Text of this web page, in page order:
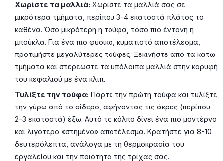
Χωρίστε τα μαλλιά: Χωρίστε τα μαλλιά σας σε
μικρότερα τμήματα, περίπου 3-4 εκατοστά πλάτος το
καθένα. Όσο μικρότερη η τούφα, τόσο πιο έντονη η
μπούκλα. Για ένα πιο φυσικό, κυματιστό αποτέλεσμα,
προτιμήστε μεγαλύτερες τούφες. Ξεκινήστε από τα κάτω
τμήματα και στερεώστε τα υπόλοιπα μαλλιά στην κορυφή
του κεφαλιού με ένα κλιπ.
Τυλίξτε την τούφα: Πάρτε την πρώτη τούφα και τυλίξτε
την γύρω από το σίδερο, αφήνοντας τις άκρες (περίπου
2-3 εκατοστά) έξω. Αυτό το κόλπο δίνει ένα πιο μοντέρνο
και λιγότερο «στημένο» αποτέλεσμα. Κρατήστε για 8-10
δευτερόλεπτα, ανάλογα με τη θερμοκρασία του
εργαλείου και την ποιότητα της τρίχας σας.